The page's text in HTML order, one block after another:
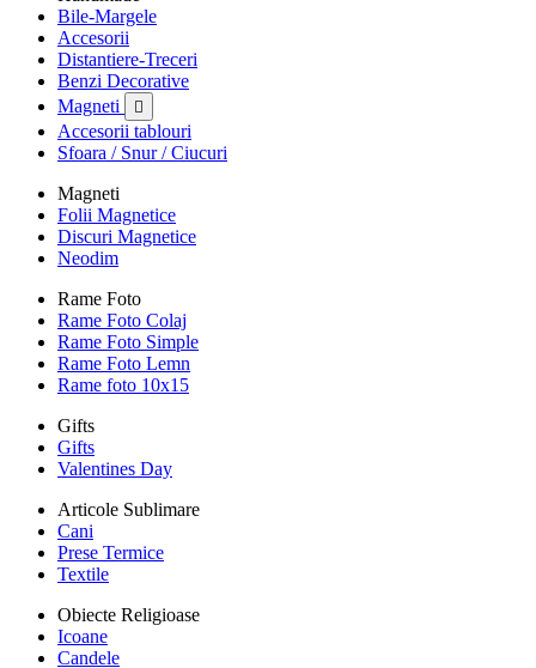
Bile-Margele
Accesorii
Distantiere-Treceri
Benzi Decorative
Magneti

Accesorii tablouri
Sfoara / Snur / Ciucuri
Magneti
Folii Magnetice
Discuri Magnetice
Neodim
Rame Foto
Rame Foto Colaj
Rame Foto Simple
Rame Foto Lemn
Rame foto 10x15
Gifts
Gifts
Valentines Day
Articole Sublimare
Cani
Prese Termice
Textile
Obiecte Religioase
Icoane
Candele